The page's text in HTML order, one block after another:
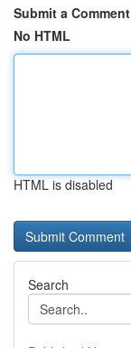
Submit a Comment
No HTML
HTML is disabled
Search